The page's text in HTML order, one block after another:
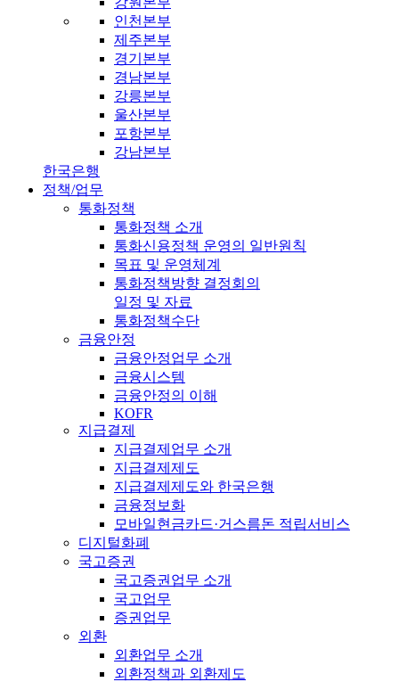
인천본부
제주본부
경기본부
경남본부
강릉본부
울산본부
포항본부
강남본부
한국은행
정책/업무
통화정책
통화정책 소개
통화신용정책 운영의 일반원칙
목표 및 운영체계
통화정책방향 결정회의
일정 및 자료
통화정책수단
금융안정
금융안정업무 소개
금융시스템
금융안정의 이해
KOFR
지급결제
지급결제업무 소개
지급결제제도
지급결제제도와 한국은행
금융정보화
모바일현금카드·거스름돈 적립서비스
디지털화폐
국고증권
국고증권업무 소개
국고업무
증권업무
외환
외환업무 소개
외환정책과 외환제도